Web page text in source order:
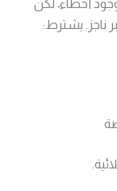
أخطاء، لكن
يشترط: